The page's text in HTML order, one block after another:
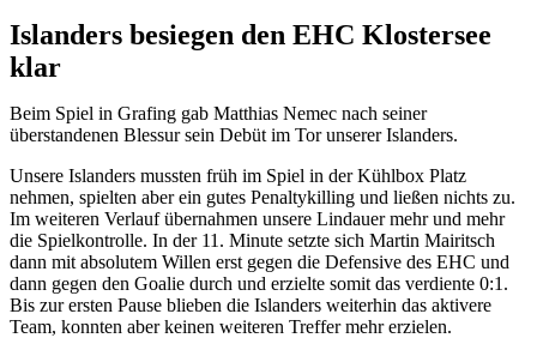
Islanders besiegen den EHC Klostersee
klar
Beim Spiel in Grafing gab Matthias Nemec nach seiner
überstandenen Blessur sein Debüt im Tor unserer Islanders.
Unsere Islanders mussten früh im Spiel in der Kühlbox Platz
nehmen, spielten aber ein gutes Penaltykilling und ließen nichts zu.
Im weiteren Verlauf übernahmen unsere Lindauer mehr und mehr
die Spielkontrolle. In der 11. Minute setzte sich Martin Mairitsch
dann mit absolutem Willen erst gegen die Defensive des EHC und
dann gegen den Goalie durch und erzielte somit das verdiente 0:1.
Bis zur ersten Pause blieben die Islanders weiterhin das aktivere
Team, konnten aber keinen weiteren Treffer mehr erzielen.